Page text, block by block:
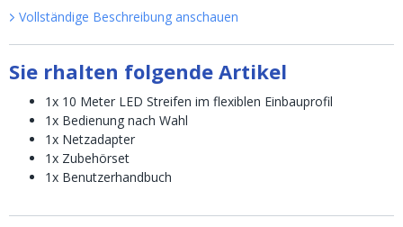
Vollständige Beschreibung anschauen
Sie rhalten folgende Artikel
1x 10 Meter LED Streifen im flexiblen Einbauprofil
1x Bedienung nach Wahl
1x Netzadapter
1x Zubehörset
1x Benutzerhandbuch